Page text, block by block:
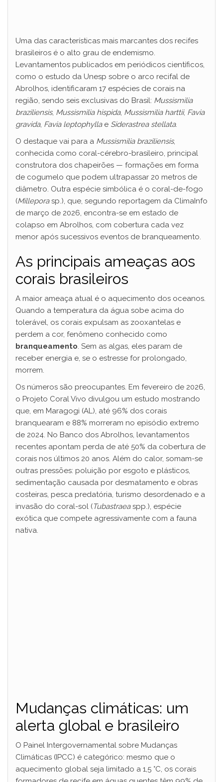
Uma das características mais marcantes dos recifes
brasileiros é o alto grau de endemismo.
Levantamentos publicados em periódicos científicos,
como o estudo da Unesp sobre o arco recifal de
Abrolhos, identificaram 17 espécies de corais na
região, sendo seis exclusivas do Brasil: Mussismilia
braziliensis, Mussismilia hispida, Mussismilia harttii, Favia
gravida, Favia leptophyllae Siderastrea stellata.
O destaque vai para a Mussismilia braziliensis,
conhecida como coral-cérebro-brasileiro, principal
construtora dos chapeirões — formações em forma
de cogumelo que podem ultrapassar 20 metros de
diâmetro. Outra espécie simbólica é o coral-de-fogo
(Milleporasp.), que, segundo reportagem da ClimaInfo
de março de 2026, encontra-se em estado de
colapso em Abrolhos, com cobertura cada vez
menor após sucessivos eventos de branqueamento.
As principais ameaças aos
corais brasileiros
A maior ameaça atual é o aquecimento dos oceanos.
Quando a temperatura da água sobe acima do
tolerável, os corais expulsam as zooxantelas e
perdem a cor, fenômeno conhecido como
branqueamento . Sem as algas, eles param de
receber energia e, se o estresse for prolongado,
morrem.
Os números são preocupantes. Em fevereiro de 2026,
o Projeto Coral Vivo divulgou um estudo mostrando
que, em Maragogi (AL), até 96% dos corais
branquearam e 88% morreram no episódio extremo
de 2024. No Banco dos Abrolhos, levantamentos
recentes apontam perda de até 50% da cobertura de
corais nos últimos 20 anos. Além do calor, somam-se
outras pressões: poluição por esgoto e plásticos,
sedimentação causada por desmatamento e obras
costeiras, pesca predatória, turismo desordenado e a
invasão do coral-sol (Tubastraeaspp.), espécie
exótica que compete agressivamente com a fauna
nativa.
Mudanças climáticas: um
alerta global e brasileiro
O Painel Intergovernamental sobre Mudanças
Climáticas (IPCC) é categórico: mesmo que o
aquecimento global seja limitado a 1,5 °C, os corais